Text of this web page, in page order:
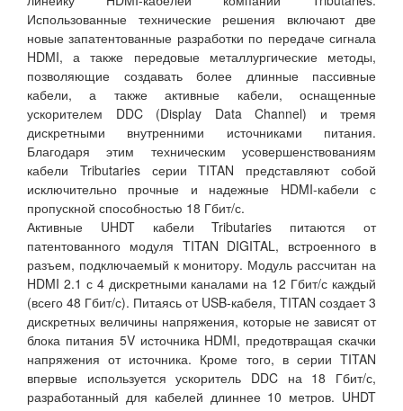
Использованные технические решения включают две
новые запатентованные разработки по передаче сигнала
HDMI, а также передовые металлургические методы,
позволяющие создавать более длинные пассивные
кабели, а также активные кабели, оснащенные
ускорителем DDC (Display Data Channel) и тремя
дискретными внутренними источниками питания.
Благодаря этим техническим усовершенствованиям
кабели Tributaries серии TITAN представляют собой
исключительно прочные и надежные HDMI-кабели с
пропускной способностью 18 Гбит/с.
Активные UHDT кабели Tributaries питаются от
патентованного модуля TITAN DIGITAL, встроенного в
разъем, подключаемый к монитору. Модуль рассчитан на
HDMI 2.1 с 4 дискретными каналами на 12 Гбит/с каждый
(всего 48 Гбит/с). Питаясь от USB-кабеля, TITAN создает 3
дискретных величины напряжения, которые не зависят от
блока питания 5V источника HDMI, предотвращая скачки
напряжения от источника. Кроме того, в серии TITAN
впервые используется ускоритель DDC на 18 Гбит/с,
разработанный для кабелей длиннее 10 метров. UHDT